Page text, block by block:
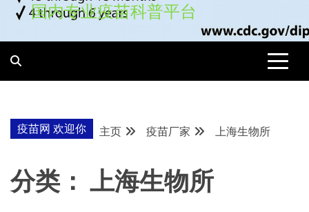
国内专业疫苗科普平台
疫苗网 欢迎你 主页 疫苗厂家 上海生物所
分类： 上海生物所